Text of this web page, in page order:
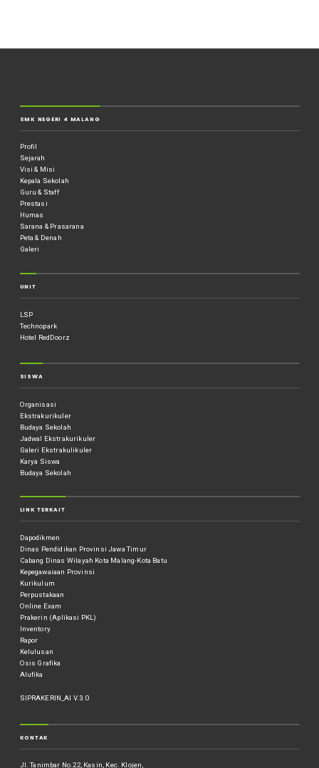
SMK NEGERI 4 MALANG
Profil
Sejarah
Visi & Misi
Kepala Sekolah
Guru & Staff
Prestasi
Humas
Sarana & Prasarana
Peta & Denah
Galeri
UNIT
LSP
Technopark
Hotel RedDoorz
SISWA
Organisasi
Ekstrakurikuler
Budaya Sekolah
Jadwal Ekstrakurikuler
Galeri Ekstrakulikuler
Karya Siswa
Budaya Sekolah
LINK TERKAIT
Dapodikmen
Dinas Pendidikan Provinsi Jawa Timur
Cabang Dinas Wilayah Kota Malang-Kota Batu
Kepegawaiaan Provinsi
Kurikulum
Perpustakaan
Online Exam
Prakerin (Aplikasi PKL)
Inventory
Rapor
Kelulusan
Osis Grafika
Alufika
SIPRAKERIN_AI V.3.0
KONTAK
Jl. Tanimbar No.22, Kasin, Kec. Klojen,